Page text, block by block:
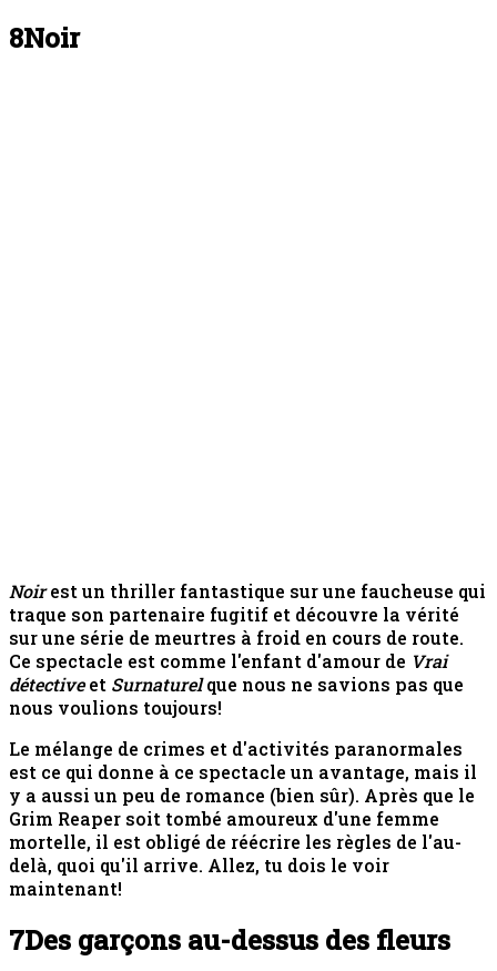
8Noir
Noirest un thriller fantastique sur une faucheuse qui
traque son partenaire fugitif et découvre la vérité
sur une série de meurtres à froid en cours de route.
Ce spectacle est comme l'enfant d'amour de Vrai
détectiveet Surnaturelque nous ne savions pas que
nous voulions toujours!
Le mélange de crimes et d'activités paranormales
est ce qui donne à ce spectacle un avantage, mais il
y a aussi un peu de romance (bien sûr). Après que le
Grim Reaper soit tombé amoureux d'une femme
mortelle, il est obligé de réécrire les règles de l'au-
delà, quoi qu'il arrive. Allez, tu dois le voir
maintenant!
7Des garçons au-dessus des fleurs